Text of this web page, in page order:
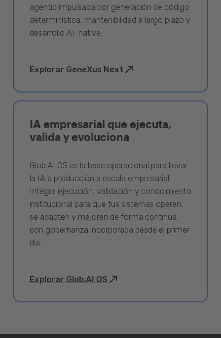
agentic impulsada por generación de código
determinística, mantenibilidad a largo plazo y
desarrollo AI-native.
Explorar GeneXus Next
IA empresarial que ejecuta,
valida y evoluciona
Glob.AI OS es la base operacional para llevar
la IA a producción a escala empresarial.
Integra ejecución, validación y conocimiento
institucional para que tus sistemas operen,
se adapten y mejoren de forma continua,
con gobernanza incorporada desde el primer
día.
Explorar Glob.AI OS